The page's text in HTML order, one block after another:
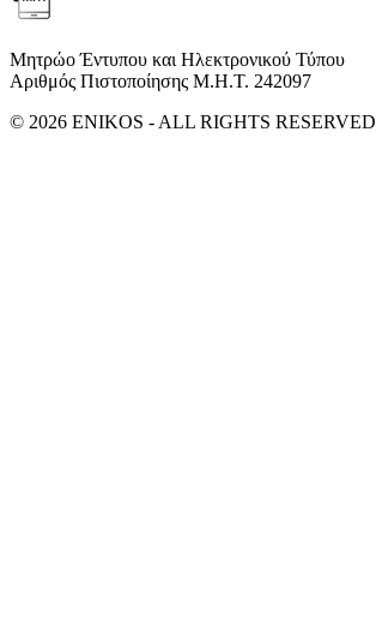
Μητρώο Έντυπου και Ηλεκτρονικού Τύπου
Αριθμός Πιστοποίησης Μ.Η.Τ. 242097
© 2026 ENIKOS - ALL RIGHTS RESERVED